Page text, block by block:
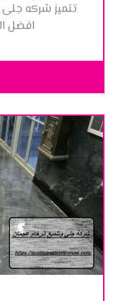
تتميز شركه جلى
افضل